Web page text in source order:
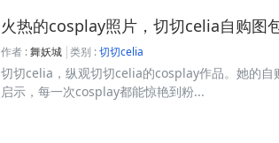
火热的cosplay照片，切切celia自购图
作者 :舞妖城 类别 :切切celia
切切celia，纵观切切celia的cosplay作品。她的自
启示，每一次cosplay都能惊艳到粉...